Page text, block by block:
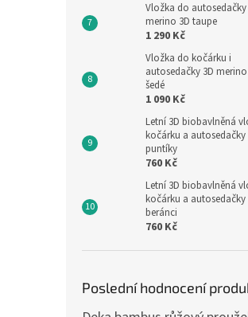
Vložka do autosedačky
merino 3D taupe
1 290 Kč
Vložka do kočárku i
autosedačky 3D
šedé
1 090 Kč
Letní 3D biobavlněná
kočárku a autosedačky
puntíky
760 Kč
Letní 3D biobavlněná
kočárku a autosedačky
beránci
760 Kč
Poslední hodnocení